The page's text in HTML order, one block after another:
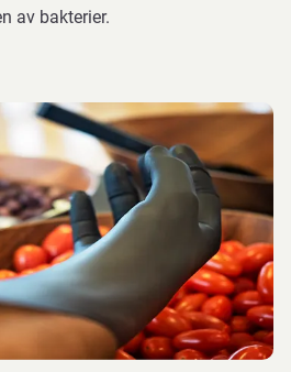
av bakterier.